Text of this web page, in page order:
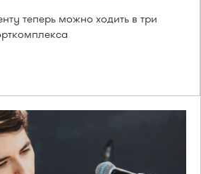
теперь можно ходить в три